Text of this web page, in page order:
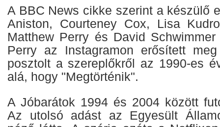
A BBC News cikke szerint a készülő
Aniston, Courteney Cox, Lisa
Matthew Perry és David
Perry az Instagramon erősített
posztolt a szereplőkről az 1990-es
alá, hogy "Megtörténik".
A Jóbarátok 1994 és 2004 között
Az utolsó adást az Egyesült